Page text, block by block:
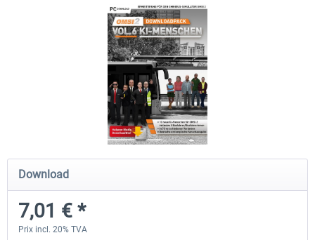
OMSI 2 Tools - Power Toolkit
15,08 € *
OMSI 2 Downloadpack Vol.
Download
7,01 € *
Prix incl. 20% TVA